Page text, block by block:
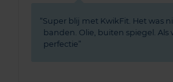
Super blij met KwikFit. Het was
banden. Olie, buiten spiegel. Als
perfectie